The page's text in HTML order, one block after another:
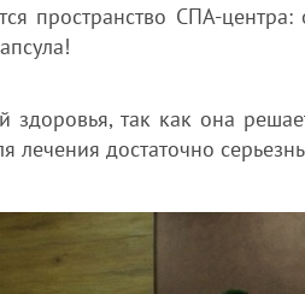
пространство СПА-
здоровья, так как она
лечения достаточно